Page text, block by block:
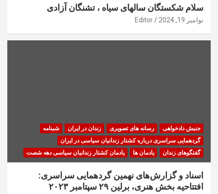
سلام شکستگان سالهای سیاه ، تشنگان آزادی
نوامبر 19, 2024 Editor
جنبش دادخواهی رسانه های تصویری زندان در ایران
شبنامه
گردهمایی سراسری درباره کشتار زندانیان سیاسی در ایران
گفتگوهای زندان
یادمان ها یادمان کشتار زندانیان سیاسی دهه شصت
اسناد و گزارش‌های نهمین گردهمایی سراسری:
افتتاحیه بخش هنری، برلین ۲۹ سپتامبر ۲۰۲۳